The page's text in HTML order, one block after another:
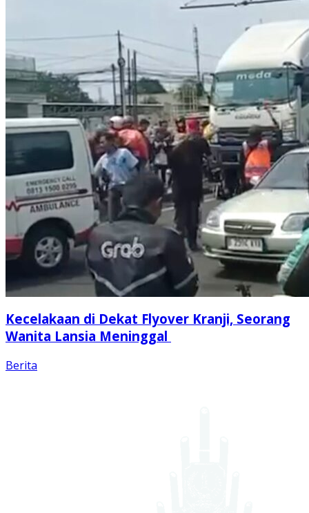
Kecelakaan di Dekat Flyover Kranji, Seorang
Wanita Lansia Meninggal
Berita